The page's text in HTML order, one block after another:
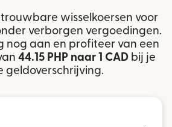
wisselkoersen voor
verborgen vergoedingen.
nog aan en profiteer van een
44.15 PHP naar 1 CADbij je
geldoverschrijving.